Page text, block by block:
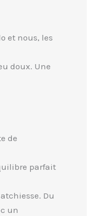
et nous, les
doux. Une
de
parfait
Du
un